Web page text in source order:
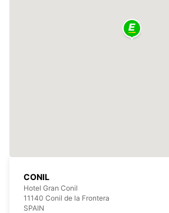
CONIL
Hotel Gran Conil
11140 Conil de la Frontera
SPAIN